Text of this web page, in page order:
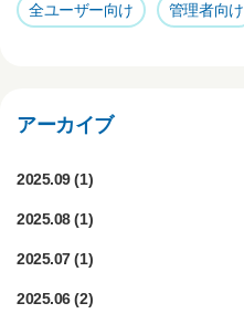
全ユーザー向け 管理者向け
アーカイブ
2025.09(1)
2025.08(1)
2025.07(1)
2025.06(2)